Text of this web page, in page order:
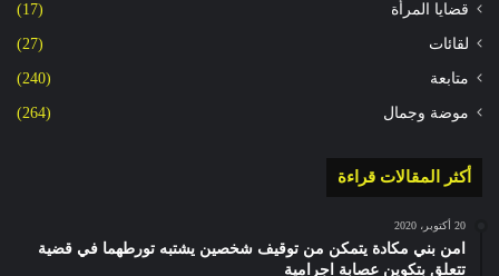
قضايا المرأة (17)
لقائات (27)
متابعة (240)
موضة وجمال (264)
أكثر المقالات قراءة
20 أكتوبر، 2020
امن بني مكادة يتمكن من توقيف شخصين يشتبه تورطهما في قضية
تتعلق بتكوين عصابة اجرامية